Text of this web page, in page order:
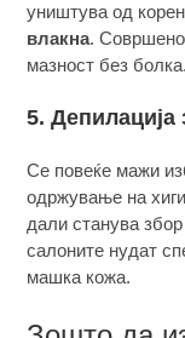
уништува од
влакна. Совршено
мазност без болка.
5. Депилација
Се повеќе мажи
одржување на
дали станува
салоните нудат
машка кожа.